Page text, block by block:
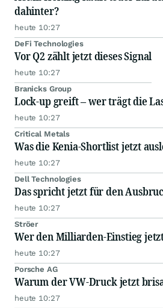
dahinter?
heute 10:27
DeFi Technologies
Vor Q2 zählt jetzt dieses Signal
heute 10:27
Branicks Group
Lock-up greift – wer trägt die
heute 10:27
Critical Metals
Was die Kenia-Shortlist jetzt
heute 10:27
Dell Technologies
Das spricht jetzt für den
heute 10:27
Ströer
Wer den Milliarden-Einstieg
heute 10:27
Porsche AG
Warum der VW-Druck jetzt
heute 10:27